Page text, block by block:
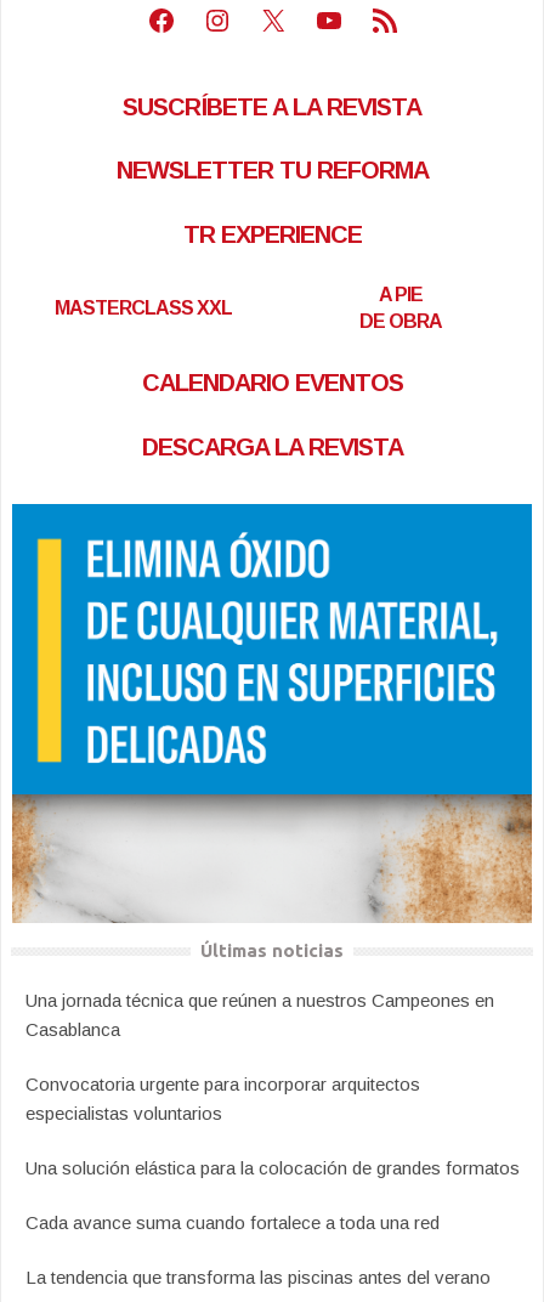
Facebook
Instagram
X Youtube
Feed RSS
SUSCRÍBETE A LA REVISTA
NEWSLETTER TU REFORMA
TR EXPERIENCE
MASTERCLASS XXL
A PIE
DE OBRA
CALENDARIO EVENTOS
DESCARGA LA REVISTA
Últimas noticias
Una jornada técnica que reúnen a nuestros Campeones en
Casablanca
Convocatoria urgente para incorporar arquitectos
especialistas voluntarios
Una solución elástica para la colocación de grandes formatos
Cada avance suma cuando fortalece a toda una red
La tendencia que transforma las piscinas antes del verano